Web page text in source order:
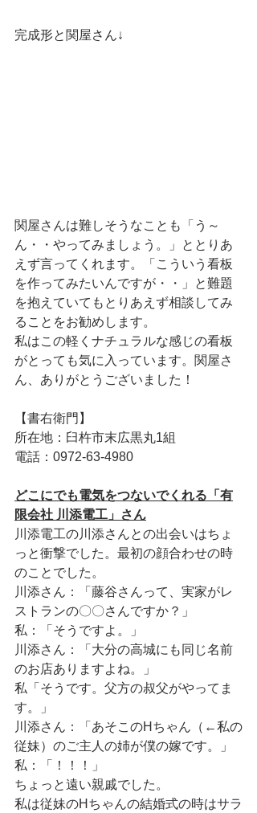
完成形と関屋さん↓
関屋さんは難しそうなことも「う～
ん・・やってみましょう。」ととりあ
えず言ってくれます。「こういう看板
を作ってみたいんですが・・」と難題
を抱えていてもとりあえず相談してみ
ることをお勧めします。
私はこの軽くナチュラルな感じの看板
がとっても気に入っています。関屋さ
ん、ありがとうございました！
【書右衛門】
所在地：臼杵市末広黒丸1組
電話：0972-63-4980
どこにでも電気をつないでくれる「有
限会社 川添電工」さん
川添電工の川添さんとの出会いはちょ
っと衝撃でした。最初の顔合わせの時
のことでした。
川添さん：「藤谷さんって、実家がレ
ストランの〇〇さんですか？」
私：「そうですよ。」
川添さん：「大分の高城にも同じ名前
のお店ありますよね。」
私「そうです。父方の叔父がやってま
す。」
川添さん：「あそこのHちゃん（←私の
従妹）のご主人の姉が僕の嫁です。」
私：「！！！」
ちょっと遠い親戚でした。
私は従妹のHちゃんの結婚式の時はサラ